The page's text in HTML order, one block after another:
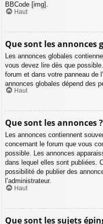
BBCode [img].
Haut
Que sont les annonces
Les annonces globales
vous devez lire dès que
forum et dans votre panneau de
annonces globales dépend des
Haut
Que sont les annonces ?
Les annonces contiennent
concernant le forum que vous
possible. Les annonces
dans lequel elles sont publiées.
possibilité de publier des
l’administrateur.
Haut
Que sont les sujets